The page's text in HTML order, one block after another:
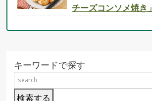
チーズコンソメ焼き」
キーワードで探す